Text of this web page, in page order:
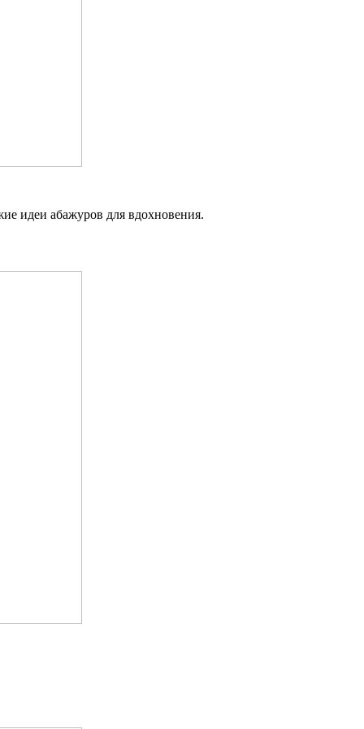
идеи абажуров для вдохновения.